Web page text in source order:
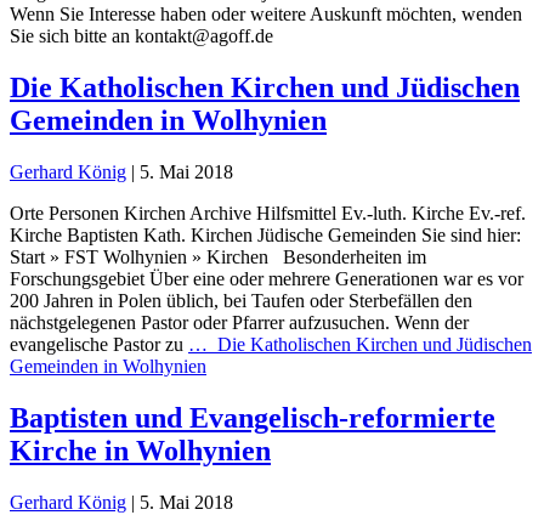
Wenn Sie Interesse haben oder weitere Auskunft möchten, wenden
Sie sich bitte an kontakt@agoff.de
Die Katholischen Kirchen und Jüdischen
Gemeinden in Wolhynien
Gerhard König | 5. Mai 2018
Orte Personen Kirchen Archive Hilfsmittel Ev.-luth. Kirche Ev.-ref.
Kirche Baptisten Kath. Kirchen Jüdische Gemeinden Sie sind hier:
Start » FST Wolhynien » Kirchen Besonderheiten im
Forschungsgebiet Über eine oder mehrere Generationen war es vor
200 Jahren in Polen üblich, bei Taufen oder Sterbefällen den
nächstgelegenen Pastor oder Pfarrer aufzusuchen. Wenn der
evangelische Pastor zu … Die Katholischen Kirchen und Jüdischen
Gemeinden in Wolhynien
Baptisten und Evangelisch-reformierte
Kirche in Wolhynien
Gerhard König | 5. Mai 2018